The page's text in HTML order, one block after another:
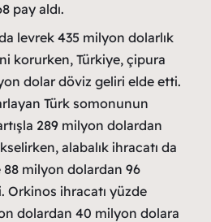
pay aldı.
levrek 435 milyon dolarlık
korurken, Türkiye, çipura
dolar döviz geliri elde etti.
Türk somonunun
289 milyon dolardan
alabalık ihracatı da
88 milyon dolardan 96
Orkinos ihracatı yüzde
dolardan 40 milyon dolara